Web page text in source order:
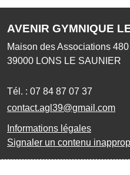
AVENIR GYMNIQUE
Maison des Associations
39000 LONS LE SAUNIER
Tél. : 07 84 87 07 37
contact.agl39@gmail.com
Informations légales
Signaler un contenu